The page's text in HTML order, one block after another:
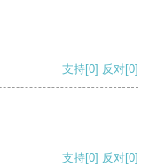
支持[0] 反对[0]
支持[0] 反对[0]